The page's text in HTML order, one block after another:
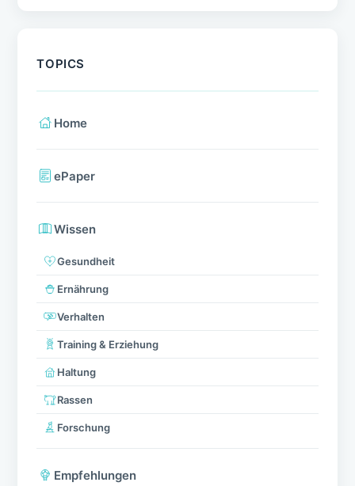
TOPICS
Home
ePaper
Wissen
Gesundheit
Ernährung
Verhalten
Training & Erziehung
Haltung
Rassen
Forschung
Empfehlungen